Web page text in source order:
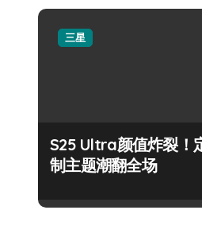
三星
S25 Ultra颜值炸裂！
制主题潮翻全场